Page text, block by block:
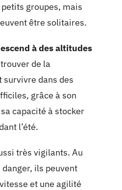
groupes, mais
être solitaires.
à des altitudes
de la
dans des
grâce à son
capacité à stocker
l’été.
très vigilants. Au
ils peuvent
et une agilité